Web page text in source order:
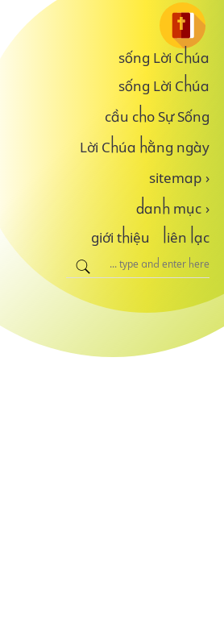
sống Lời Chúa
sống Lời Chúa
cầu cho Sự Sống
Lời Chúa hằng ngày
sitemap ›
danh mục ›
giới thiệu
liên lạc